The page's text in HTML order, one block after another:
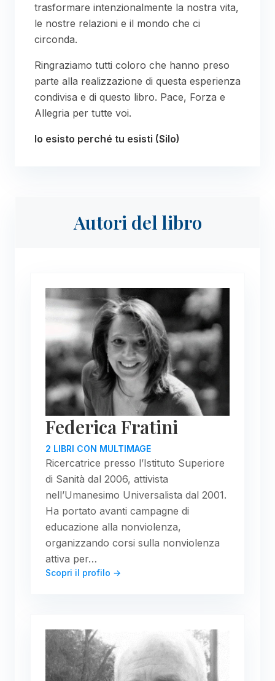
trasformare intenzionalmente la nostra vita,
le nostre relazioni e il mondo che ci
circonda.
Ringraziamo tutti coloro che hanno preso
parte alla realizzazione di questa esperienza
condivisa e di questo libro. Pace, Forza e
Allegria per tutte voi.
Io esisto perché tu esisti (Silo)
Autori del libro
Federica Fratini
2 LIBRI CON MULTIMAGE
Ricercatrice presso l’Istituto Superiore
di Sanità dal 2006, attivista
nell’Umanesimo Universalista dal 2001.
Ha portato avanti campagne di
educazione alla nonviolenza,
organizzando corsi sulla nonviolenza
attiva per…
Scopri il profilo →